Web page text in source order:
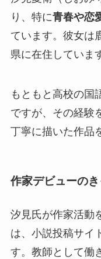
り、特に青春や恋
ています。彼女は
県に在住していま
もともと高校の国
ですが、その経験
丁寧に描いた作品
作家デビューの
汐見氏が作家活動
は、小説投稿サイ
す。教師として働